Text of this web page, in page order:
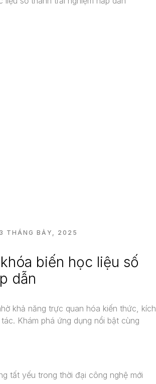
3 THÁNG BẢY, 2025
biến học liệu số
dẫn
khả năng trực quan hóa kiến thức, kích
Khám phá ứng dụng nổi bật cùng